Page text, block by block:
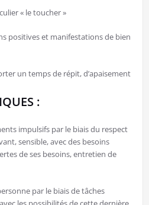
« le toucher »
positives et manifestations de bien
un temps de répit, d’apaisement
:
impulsifs par le biais du respect
sensible, avec des besoins
de ses besoins, entretien de
par le biais de tâches